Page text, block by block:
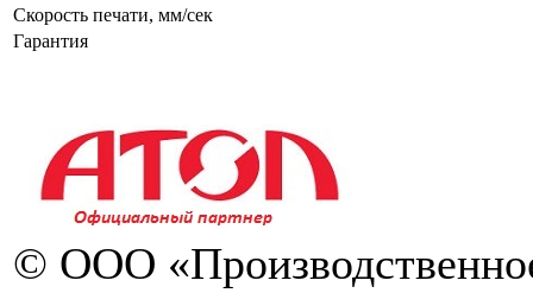
Скорость печати, мм/сек
Гарантия
© ООО